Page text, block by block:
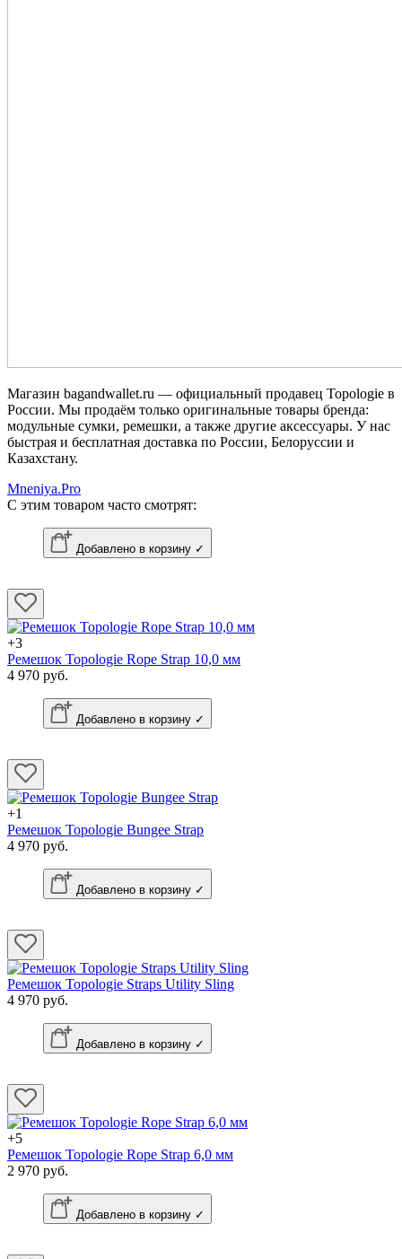
Магазин bagandwallet.ru — официальный продавец Topologie в
России. Мы продаём только оригинальные товары бренда:
модульные сумки, ремешки, а также другие аксессуары. У нас
быстрая и бесплатная доставка по России, Белоруссии и
Казахстану.
Mneniya.Pro
С этим товаром часто смотрят:
Добавлено в корзину ✓
+3
Ремешок Topologie Rope Strap 10,0 мм
4 970 руб.
Добавлено в корзину ✓
+1
Ремешок Topologie Bungee Strap
4 970 руб.
Добавлено в корзину ✓
Ремешок Topologie Straps Utility Sling
4 970 руб.
Добавлено в корзину ✓
+5
Ремешок Topologie Rope Strap 6,0 мм
2 970 руб.
Добавлено в корзину ✓